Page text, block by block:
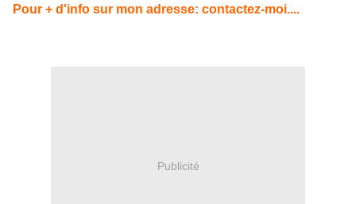
Pour + d'info sur mon adresse: contactez-moi....
Publicité